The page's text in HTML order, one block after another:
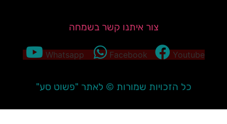
צור איתנו קשר בשמחה
Whatsapp Facebook Youtube
כל הזכויות שמורות © לאתר "פשוט סע"